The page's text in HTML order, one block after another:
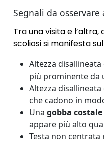
Segnali da osservare
Tra una visita e
scoliosi si manifesta
Altezza disallineata
più prominente da
Altezza disallineata
che cadono in
Una gobba costale
appare più alto
Testa non